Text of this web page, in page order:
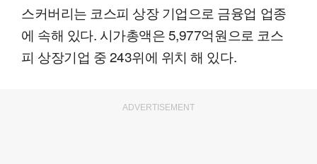
스커버리는 코스피 상장 기업으로 금융업 업종
에 속해 있다. 시가총액은 5,977억원으로 코스
피 상장기업 중 243위에 위치 해 있다.
ADVERTISEMENT